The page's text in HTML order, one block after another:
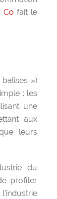
Co fait le
»)
: les
une
aux
leurs
du
profiter